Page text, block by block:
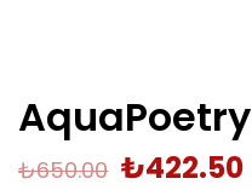
AquaPoetry
₺650.00 ₺422.50